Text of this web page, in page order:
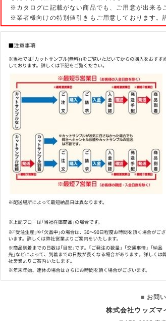
※カタログに記載がない商品でも、ご用意が出来る
※業者様向けの特別値引きもご用意しております。
■ お問
株式会社ウッズ